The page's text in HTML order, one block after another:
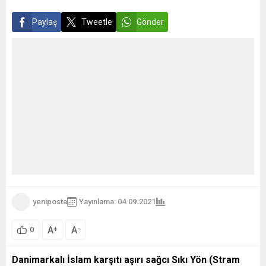
Paylaş Tweetle Gönder
yeniposta Yayınlama: 04.09.2021
0 A+ A-
Danimarkalı İslam karşıtı aşırı sağcı Sıkı Yön (Stram